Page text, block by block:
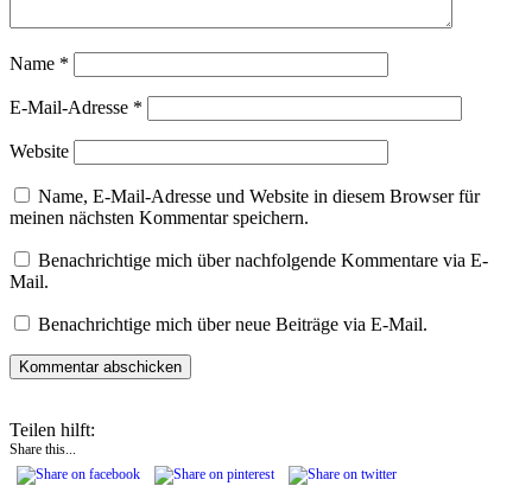
Name *
E-Mail-Adresse *
Website
Name, E-Mail-Adresse und Website in diesem Browser für
meinen nächsten Kommentar speichern.
Benachrichtige mich über nachfolgende Kommentare via E-
Mail.
Benachrichtige mich über neue Beiträge via E-Mail.
Teilen hilft:
Share this...